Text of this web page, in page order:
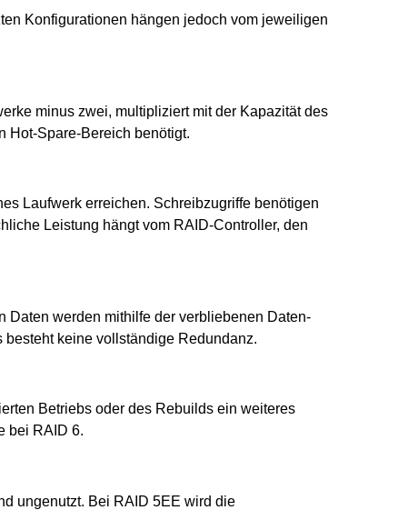
Konfigurationen hängen jedoch vom jeweiligen
minus zwei, multipliziert mit der Kapazität des
Hot-Spare-Bereich benötigt.
Laufwerk erreichen. Schreibzugriffe benötigen
Leistung hängt vom RAID-Controller, den
Daten werden mithilfe der verbliebenen Daten-
keine vollständige Redundanz.
Betriebs oder des Rebuilds ein weiteres
bei RAID 6.
ungenutzt. Bei RAID 5EE wird die